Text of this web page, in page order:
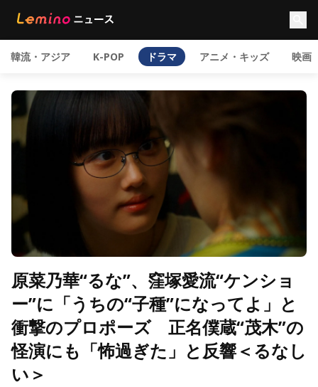
韓流・アジア K-POP ドラマ アニメ・キッズ 映画
原菜乃華“るな”、窪塚愛流“ケンショ
ー”に「うちの“子種”になってよ」と
衝撃のプロポーズ 正名僕蔵“茂木”の
怪演にも「怖過ぎた」と反響＜るなし
い＞